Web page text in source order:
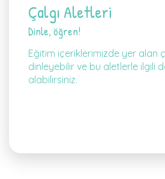
Çalgı Aletleri
Dinle, öğren!
Eğitim içeriklerimizde yer alan
dinleyebilir ve bu aletlerle ilgili
alabilirsiniz.